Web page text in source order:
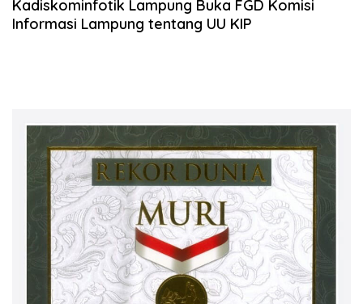
Kadiskominfotik Lampung Buka FGD Komisi
Informasi Lampung tentang UU KIP